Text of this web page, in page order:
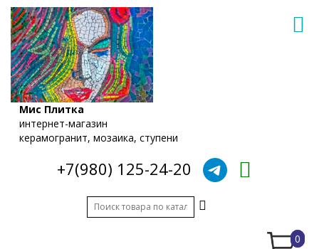
Мис Плитка
интернет-магазин
керамогранит, мозаика, ступени
+7(980) 125-24-20
0